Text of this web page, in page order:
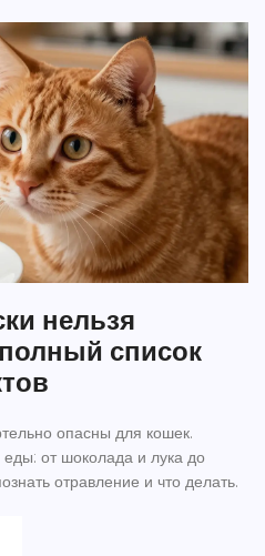
нельзя
список
опасны для кошек.
от шоколада и лука до
отравление и что делать.